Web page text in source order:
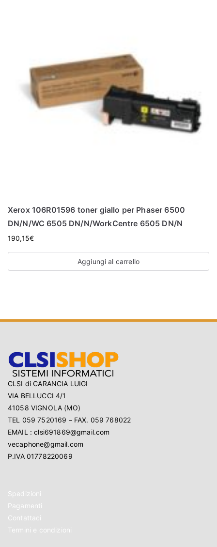
Xerox 106R01596 toner giallo per Phaser 6500
DN/N/WC 6505 DN/N/WorkCentre 6505 DN/N
190,15€
Aggiungi al carrello
CLSI di CARANCIA LUIGI
VIA BELLUCCI 4/1
41058 VIGNOLA (MO)
TEL 059 7520169 – FAX. 059 768022
EMAIL : clsi691869@gmail.com
vecaphone@gmail.com
P.IVA 01778220069
Spedizioni
Pagamenti
Contattaci
Termini e condizioni